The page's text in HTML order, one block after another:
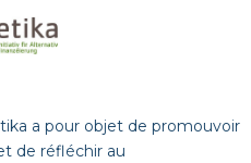
a pour objet de promouvoir
de réfléchir au